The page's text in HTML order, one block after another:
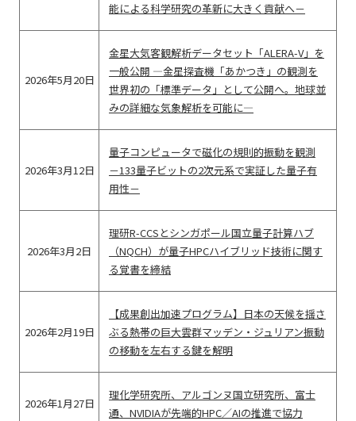
能による科学研究の革新に大きく貢献へ－
2026年5月20日
金星大気客観解析データセット「ALERA-V」を
一般公開 ―金星探査機「あかつき」の観測を
世界初の「標準データ」として公開へ。地球並
みの詳細な気象解析を可能に―
2026年3月12日
量子コンピュータで磁化の規則的振動を観測
－133量子ビットの2次元系で実証した量子有
用性－
2026年3月2日
理研R-CCSとシンガポール国立量子計算ハブ
（NQCH）が量⼦HPCハイブリッド技術に関す
る覚書を締結
2026年2月19日
【成果創出加速プログラム】日本の天候を揺さ
ぶる熱帯の巨大雲群マッデン・ジュリアン振動
の移動を左右する鍵を解明
2026年1月27日
理化学研究所、アルゴンヌ国立研究所、富士
通、NVIDIAが先端的HPC／AIの推進で協力